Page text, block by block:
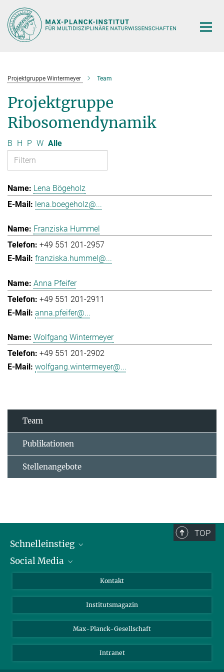
Hauptinhalt
Projektgruppe Wintermeyer Team
Projektgruppe
Ribosomendynamik
B H P W Alle
Lena Bögeholz
lena.boegeholz@...
Franziska Hummel
+49 551 201-2957
franziska.hummel@...
Anna Pfeifer
+49 551 201-2911
anna.pfeifer@...
Wolfgang Wintermeyer
+49 551 201-2902
wolfgang.wintermeyer@...
Team
Publikationen
Stellenangebote
TOP
Schnelleinstieg
Alumni
Fördernde
Schulen
Studierende
Social Media
Bluesky
Facebook
YouTube
Kontakt
Institutsmagazin
Max-Planck-Gesellschaft
Intranet